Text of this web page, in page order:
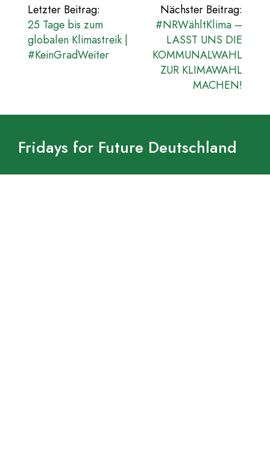
Beitragsnavigation
Letzter Beitrag:
25 Tage bis zum
globalen Klimastreik |
#KeinGradWeiter
Nächster Beitrag:
#NRWähltKlima –
LASST UNS DIE
KOMMUNALWAHL
ZUR KLIMAWAHL
MACHEN!
Fridays for Future Deutschland